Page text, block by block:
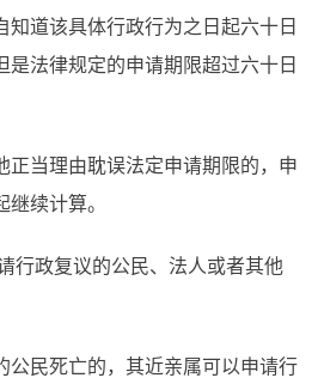
知道该具体行政行为之日起六十日
是法律规定的申请期限超过六十日
当理由耽误法定申请期限的，申
续计算。
政复议的公民、法人或者其他
民死亡的，其近亲属可以申请行